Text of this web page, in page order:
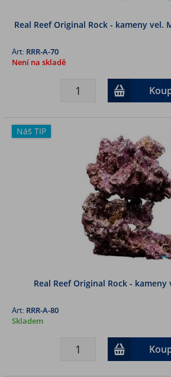
Real Reef Original Rock - kameny vel.
Art: RRR-A-70
Není na skladě
Náš TIP
Real Reef Original Rock - kameny
Art: RRR-A-80
Skladem